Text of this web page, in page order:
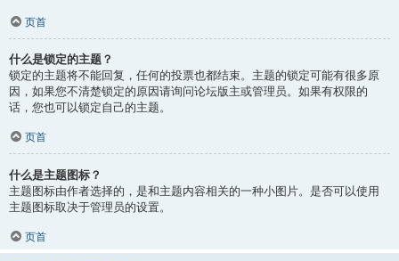
页首
什么是锁定的主题？
锁定的主题将不能回复，任何的投票也都结束。主题的锁定可能有很多原
因，如果您不清楚锁定的原因请询问论坛版主或管理员。如果有权限的
话，您也可以锁定自己的主题。
页首
什么是主题图标？
主题图标由作者选择的，是和主题内容相关的一种小图片。是否可以使用
主题图标取决于管理员的设置。
页首